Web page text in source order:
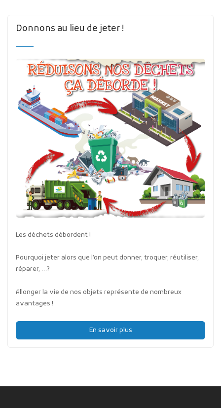
Donnons au lieu de jeter !
Les déchets débordent !
Pourquoi jeter alors que l’on peut donner, troquer, réutiliser,
réparer, …?
Allonger la vie de nos objets représente de nombreux
avantages !
En savoir plus